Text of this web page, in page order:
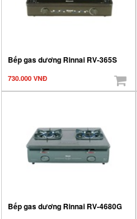
Bếp gas dương Rinnai RV-365S
730.000 VNĐ
Bếp gas dương Rinnai RV-4680G